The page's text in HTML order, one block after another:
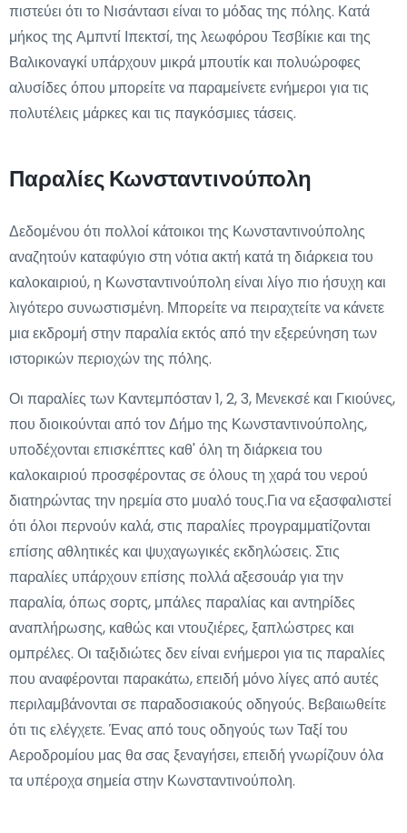
πιστεύει ότι το Νισάντασι είναι το μόδας της πόλης. Κατά
μήκος της Αμπντί Ιπεκτσί, της λεωφόρου Τεσβίκιε και της
Βαλικοναγκί υπάρχουν μικρά μπουτίκ και πολυώροφες
αλυσίδες όπου μπορείτε να παραμείνετε ενήμεροι για τις
πολυτέλεις μάρκες και τις παγκόσμιες τάσεις.
Παραλίες Κωνσταντινούπολη
Δεδομένου ότι πολλοί κάτοικοι της Κωνσταντινούπολης
αναζητούν καταφύγιο στη νότια ακτή κατά τη διάρκεια του
καλοκαιριού, η Κωνσταντινούπολη είναι λίγο πιο ήσυχη και
λιγότερο συνωστισμένη. Μπορείτε να πειραχτείτε να κάνετε
μια εκδρομή στην παραλία εκτός από την εξερεύνηση των
ιστορικών περιοχών της πόλης.
Οι παραλίες των Καντεμπόσταν 1, 2, 3, Μενεκσέ και Γκιούνες,
που διοικούνται από τον Δήμο της Κωνσταντινούπολης,
υποδέχονται επισκέπτες καθ' όλη τη διάρκεια του
καλοκαιριού προσφέροντας σε όλους τη χαρά του νερού
διατηρώντας την ηρεμία στο μυαλό τους.Για να εξασφαλιστεί
ότι όλοι περνούν καλά, στις παραλίες προγραμματίζονται
επίσης αθλητικές και ψυχαγωγικές εκδηλώσεις. Στις
παραλίες υπάρχουν επίσης πολλά αξεσουάρ για την
παραλία, όπως σορτς, μπάλες παραλίας και αντηρίδες
αναπλήρωσης, καθώς και ντουζιέρες, ξαπλώστρες και
ομπρέλες. Οι ταξιδιώτες δεν είναι ενήμεροι για τις παραλίες
που αναφέρονται παρακάτω, επειδή μόνο λίγες από αυτές
περιλαμβάνονται σε παραδοσιακούς οδηγούς. Βεβαιωθείτε
ότι τις ελέγχετε. Ένας από τους οδηγούς των Ταξί του
Αεροδρομίου μας θα σας ξεναγήσει, επειδή γνωρίζουν όλα
τα υπέροχα σημεία στην Κωνσταντινούπολη.